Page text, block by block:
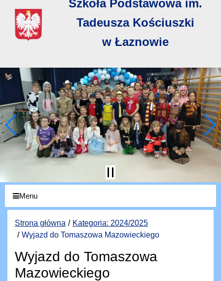
Szkoła Podstawowa im.
Tadeusza Kościuszki
w Łaznowie
Menu
Strona główna
Kategoria: 2024/2025
Wyjazd do Tomaszowa Mazowieckiego
Wyjazd do Tomaszowa
Mazowieckiego